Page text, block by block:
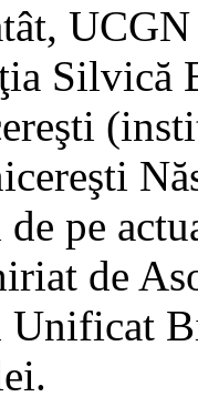
Silvică
pe
de